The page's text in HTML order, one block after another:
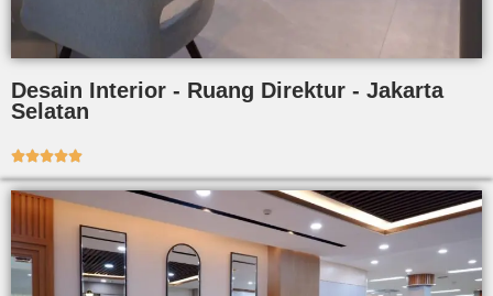
Desain Interior - Ruang Direktur - Jakarta
Selatan
